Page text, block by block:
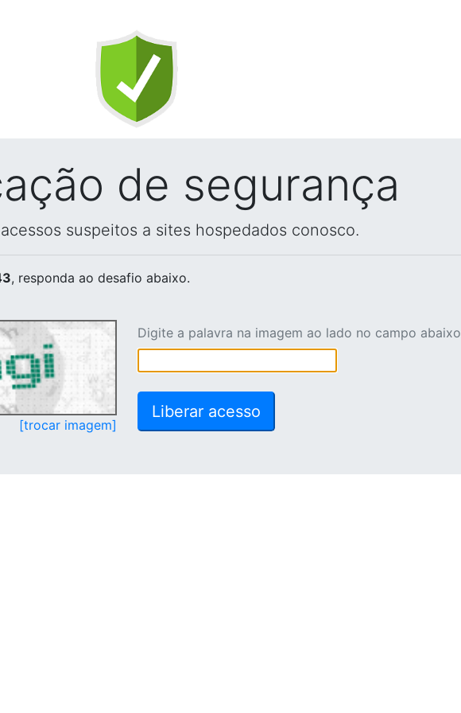
de segurança
suspeitos a sites hospedados conosco.
, responda ao desafio abaixo.
[trocar imagem]
Digite a palavra na imagem ao lado no campo abaixo